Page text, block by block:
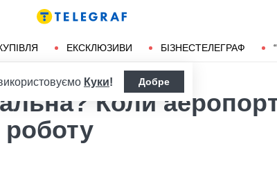
ЕКСКЛЮЗИВИ БІЗНЕСТЕЛЕГРАФ
Куки! Добре
Коли